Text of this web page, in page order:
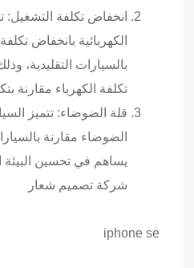
انخفاض تكلفة التشغيل:
الكهربائية بانخفاض
بالسيارات التقليدية،
تكلفة الكهرباء مقارنة
قلة الضوضاء: تتميز
الضوضاء مقارنة
يساهم في تحسين
شركة تصميم شعار
iphone se